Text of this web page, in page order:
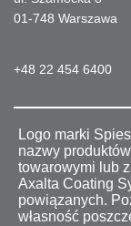
01-748 Warszawa
+48 22 454 6400
Logo marki
nazwy
towarowymi lub
Axalta Coating
powiązanych.
własność